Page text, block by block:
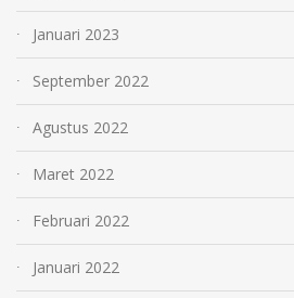
Januari 2023
September 2022
Agustus 2022
Maret 2022
Februari 2022
Januari 2022